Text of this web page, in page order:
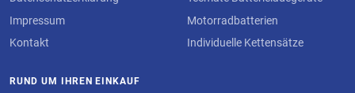
Impressum
Kontakt
Motorradbatterien
Individuelle Kettensätze
RUND UM IHREN EINKAUF